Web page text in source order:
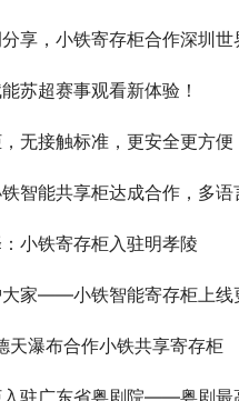
，小铁寄存柜合作深圳世界之
苏超赛事观看新体验！
无接触标准，更安全更方便
能共享柜达成合作，多语言服务
小铁寄存柜入驻明孝陵
家——小铁智能寄存柜上线更
天瀑布合作小铁共享寄存柜
驻广东省粤剧院——粤剧最